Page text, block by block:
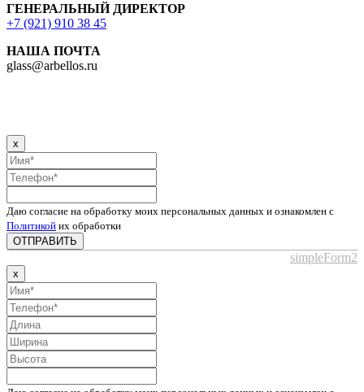
ГЕНЕРАЛЬНЫЙ ДИРЕКТОР
+7 (921) 910 38 45
НАША ПОЧТА
glass@arbellos.ru
x
Даю согласие на обработку моих персональных данных и ознакомлен с
Политикой их обработки
ОТПРАВИТЬ
simpleForm2
x